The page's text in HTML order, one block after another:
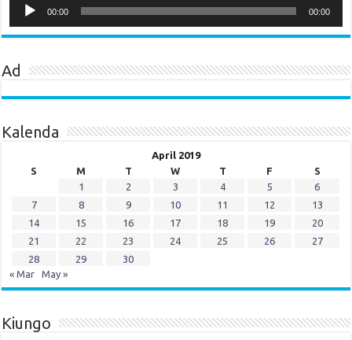
Player
00:00 00:00
Ad
Kalenda
April 2019
S
M T W T F
S
1
2 3 4 5
6
7
8 9 10 11 12
13
14
15 16 17 18 19
20
21
22 23 24 25 26
27
28
29
30
« Mar
May »
Kiungo